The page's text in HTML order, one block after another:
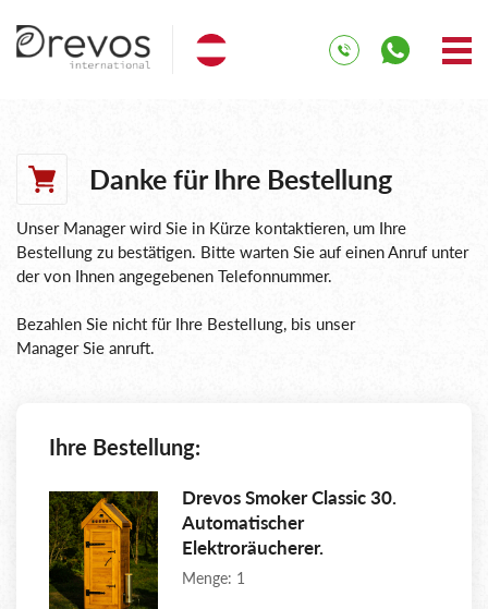
Danke für Ihre Bestellung
Unser Manager wird Sie in Kürze kontaktieren, um Ihre
Bestellung zu bestätigen. Bitte warten Sie auf einen Anruf unter
der von Ihnen angegebenen Telefonnummer.
Bezahlen Sie nicht für Ihre Bestellung, bis unser
Manager Sie anruft.
Ihre Bestellung:
Drevos Smoker Classic 30.
Automatischer
Elektroräucherer.
Menge: 1